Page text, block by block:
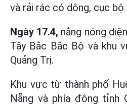
và rải rác có dông, cục
Ngày 17.4, nắng nóng
Tây Bắc Bắc Bộ và khu
Quảng Trị.
Khu vực từ thành phố
Nẵng và phía đông tỉnh